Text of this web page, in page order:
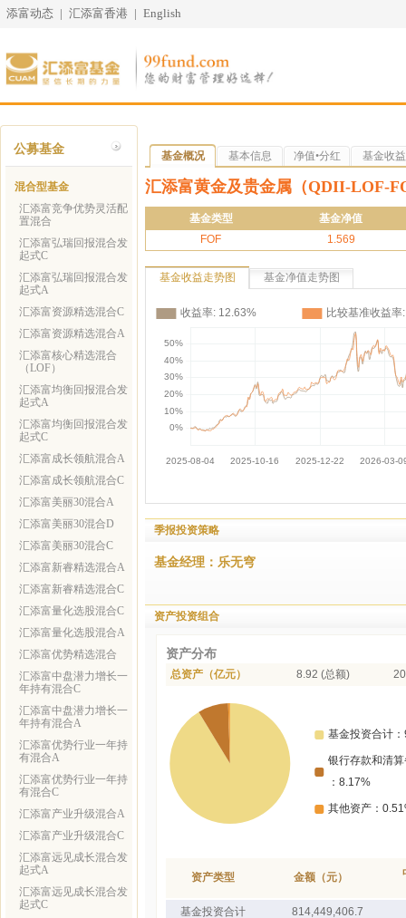
添富动态 | 汇添富香港 | English
公募基金
混合型基金
汇添富竞争优势灵活配
置混合
汇添富弘瑞回报混合发
起式C
汇添富弘瑞回报混合发
起式A
汇添富资源精选混合C
汇添富资源精选混合A
汇添富核心精选混合
（LOF）
汇添富均衡回报混合发
起式A
汇添富均衡回报混合发
起式C
汇添富成长领航混合A
汇添富成长领航混合C
汇添富美丽30混合A
汇添富美丽30混合D
汇添富美丽30混合C
汇添富新睿精选混合A
汇添富新睿精选混合C
汇添富量化选股混合C
汇添富量化选股混合A
汇添富优势精选混合
汇添富中盘潜力增长一
年持有混合C
汇添富中盘潜力增长一
年持有混合A
汇添富优势行业一年持
有混合A
汇添富优势行业一年持
有混合C
汇添富产业升级混合A
汇添富产业升级混合C
汇添富远见成长混合发
起式A
汇添富远见成长混合发
起式C
基金概况 基本信息 净值•分红 基金收益
汇添富黄金及贵金属（QDII-LOF-
基金类型
基金净值
FOF
1.569
基金收益走势图 基金净值走势图
季报投资策略
基金经理：乐无穹
资产投资组合
资产分布
总资产（亿元） 8.92 (总额)
资产类型 金额（元）
基金投资合计 814,449,406.7